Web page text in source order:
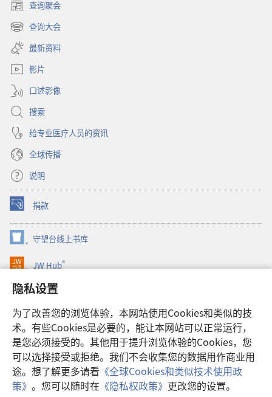
隐私设置
为了改善您的浏览体验，本网站使用Cookies和类似的技
术。有些Cookies是必要的，能让本网站可以正常运行，
是您必须接受的。其他用于提升浏览体验的Cookies，您
可以选择接受或拒绝。我们不会收集您的数据用作商业用
途。想了解更多请看 《全球Cookies和类似技术使用政
策》 。您可以随时在 《隐私权政策》 更改您的设置。
查询聚会
（打
开
新
窗
口）
查询大会
（打
开
新
窗
最新资料
影片
口述影像
搜索
给专业医疗人员的资讯
全球传播
说明
捐款
（打
开
新
窗
口）
守望台线上书库
（打
开
新
口）
JW Hub®
（打
开
新
窗
口）
JW Library®
Watchtower Library
Copyright© 2026 Watch Tower Bible and Tract Society of Pennsylvania.
使用条款|隐私权政策| 隐私设置